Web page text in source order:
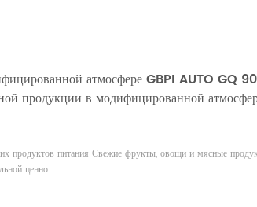
атмосфере GBPI AUTO GQ
продукции в модифицированной
продуктов питания Свежие фрукты, овощи и мясные
ценно...